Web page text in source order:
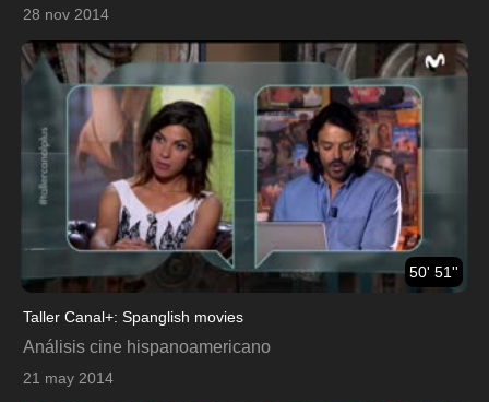
28 nov 2014
50' 51''
Taller Canal+: Spanglish movies
Análisis cine hispanoamericano
21 may 2014